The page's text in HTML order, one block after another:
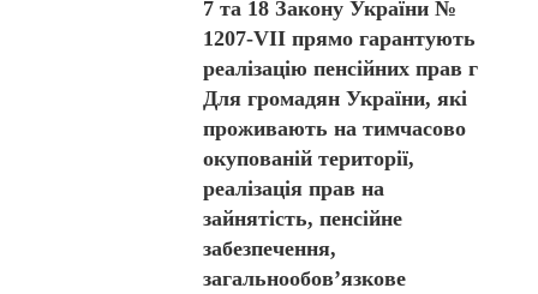
7 та 18 Закону України №
1207-VII прямо гарантують
реалізацію пенсійних прав г
Для громадян України, які
проживають на тимчасово
окупованій території,
реалізація прав на
зайнятість, пенсійне
забезпечення,
загальнообов’язкове